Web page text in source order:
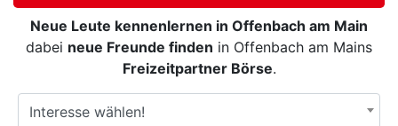
Neue Leute kennenlernen in Offenbach am Main
dabei neue Freunde finden in Offenbach am Mains
Freizeitpartner Börse.
Interesse wählen!